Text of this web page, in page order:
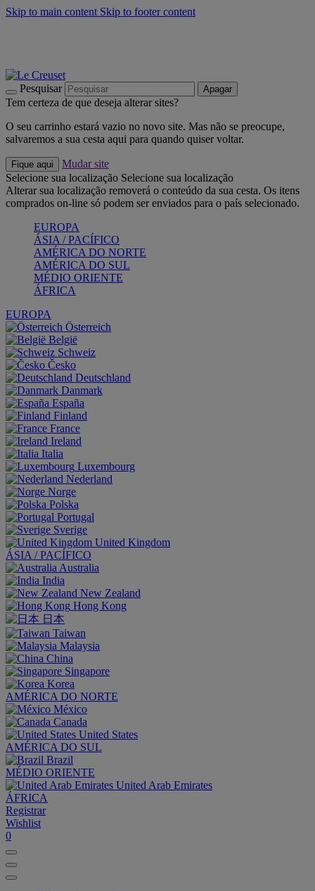
Skip to main content Skip to footer content
Pesquisar Apagar
Tem certeza de que deseja alterar sites?
O seu carrinho estará vazio no novo site. Mas não se preocupe,
salvaremos a sua cesta aqui para quando quiser voltar.
Fique aqui
Mudar site
Selecione sua localização Selecione sua localização
Alterar sua localização removerá o conteúdo da sua cesta. Os itens
comprados on-line só podem ser enviados para o país selecionado.
EUROPA
ÁSIA / PACÍFICO
AMÉRICA DO NORTE
AMÉRICA DO SUL
MÉDIO ORIENTE
ÁFRICA
EUROPA
Österreich
België
Schweiz
Česko
Deutschland
Danmark
España
Finland
France
Ireland
Italia
Luxembourg
Nederland
Norge
Polska
Portugal
Sverige
United Kingdom
ÁSIA / PACÍFICO
Australia
India
New Zealand
Hong Kong
日本
Taiwan
Malaysia
China
Singapore
Korea
AMÉRICA DO NORTE
México
Canada
United States
AMÉRICA DO SUL
Brazil
MÉDIO ORIENTE
United Arab Emirates
ÁFRICA
Registrar
Wishlist
0